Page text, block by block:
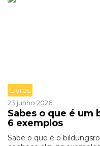
Livros
23 junho 2026
Sabes o que é um
6 exemplos
Sabe o que é o